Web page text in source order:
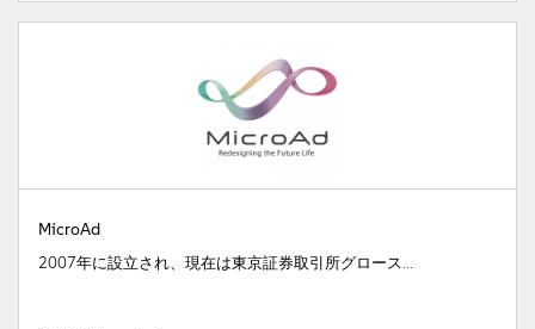
MicroAd
2007年に設立され、現在は東京証券取引所グロース...